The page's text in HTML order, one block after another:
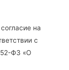
на
с
Ф3 «О